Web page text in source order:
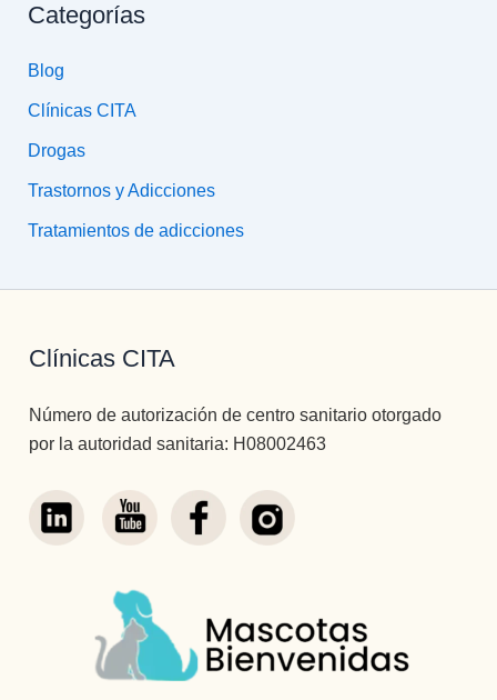
Categorías
Blog
Clínicas CITA
Drogas
Trastornos y Adicciones
Tratamientos de adicciones
Clínicas CITA
Número de autorización de centro sanitario otorgado
por la autoridad sanitaria: H08002463